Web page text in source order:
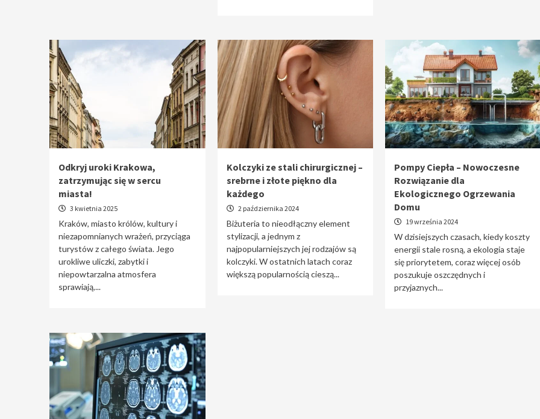
Odkryj uroki Krakowa,
zatrzymując się w sercu
miasta!
3 kwietnia 2025
Kraków, miasto królów, kultury i
niezapomnianych wrażeń, przyciąga
turystów z całego świata. Jego
urokliwe uliczki, zabytki i
niepowtarzalna atmosfera
sprawiają,...
Kolczyki ze stali chirurgicznej –
srebrne i złote piękno dla
każdego
2 października 2024
Biżuteria to nieodłączny element
stylizacji, a jednym z
najpopularniejszych jej rodzajów są
kolczyki. W ostatnich latach coraz
większą popularnością cieszą...
Pompy Ciepła – Nowoczesne
Rozwiązanie dla
Ekologicznego Ogrzewania
Domu
19 września 2024
W dzisiejszych czasach, kiedy koszty
energii stale rosną, a ekologia staje
się priorytetem, coraz więcej osób
poszukuje oszczędnych i
przyjaznych...